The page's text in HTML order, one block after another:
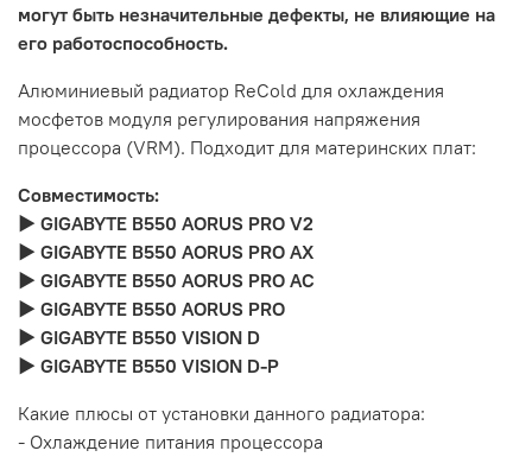
могут быть незначительные дефекты, не влияющие на
его работоспособность.
Алюминиевый радиатор ReCold для охлаждения
мосфетов модуля регулирования напряжения
процессора (VRM). Подходит для материнских плат:
Совместимость:
► GIGABYTE B550 AORUS PRO V2
► GIGABYTE B550 AORUS PRO AX
► GIGABYTE B550 AORUS PRO AC
► GIGABYTE B550 AORUS PRO
► GIGABYTE B550 VISION D
► GIGABYTE B550 VISION D-P
Какие плюсы от установки данного радиатора:
- Охлаждение питания процессора